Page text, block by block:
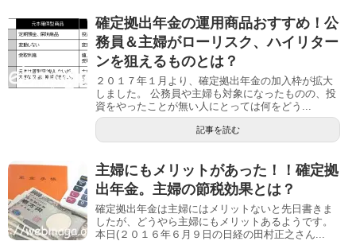
確定拠出年金の運用商品おすすめ！公
務員＆主婦がローリスク、ハイリター
ンを狙えるものとは？
２０１７年１月より、確定拠出年金の加入枠が拡大
しました。 公務員や主婦も対象になったものの、投
資をやったことが無い人にとっては何をどう...
記事を読む
主婦にもメリットがあった！！確定拠
出年金。主婦の節税効果とは？
確定拠出年金は主婦にはメリットないと先日書きま
したが、どうやら主婦にもメリットあるようです。
本日(２０１６年６月９日の日経の田村正之さん...